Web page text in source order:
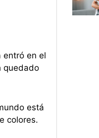
entró en el
quedado
está
colores.